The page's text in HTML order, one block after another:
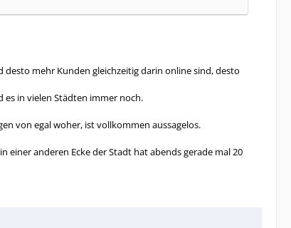
desto mehr Kunden gleichzeitig darin online sind, desto
in vielen Städten immer noch.
von egal woher, ist vollkommen aussagelos.
einer anderen Ecke der Stadt hat abends gerade mal 20